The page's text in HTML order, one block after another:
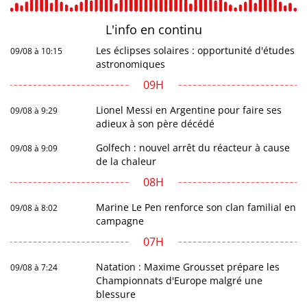
L'info en continu
09/08 à 10:15
Les éclipses solaires : opportunité d'études
astronomiques
09H
09/08 à 9:29
Lionel Messi en Argentine pour faire ses
adieux à son père décédé
09/08 à 9:09
Golfech : nouvel arrêt du réacteur à cause
de la chaleur
08H
09/08 à 8:02
Marine Le Pen renforce son clan familial en
campagne
07H
09/08 à 7:24
Natation : Maxime Grousset prépare les
Championnats d'Europe malgré une
blessure